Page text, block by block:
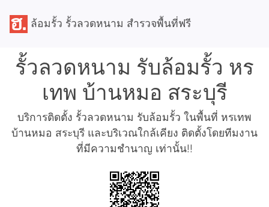
ล้อมรั้ว รั้วลวดหนาม สำรวจพื้นที่ฟรี
รั้วลวดหนาม รับล้อมรั้ว หร
เทพ บ้านหมอ สระบุรี
บริการติดตั้ง รั้วลวดหนาม รับล้อมรั้ว ในพื้นที่ หรเทพ
บ้านหมอ สระบุรี และบริเวณใกล้เคียง ติดตั้งโดยทีมงาน
ที่มีความชำนาญ เท่านั้น!!